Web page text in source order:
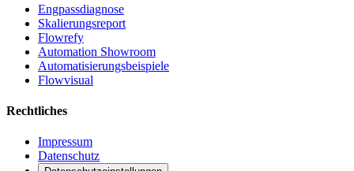
Engpassdiagnose
Skalierungsreport
Flowrefy
Automation Showroom
Automatisierungsbeispiele
Flowvisual
Rechtliches
Impressum
Datenschutz